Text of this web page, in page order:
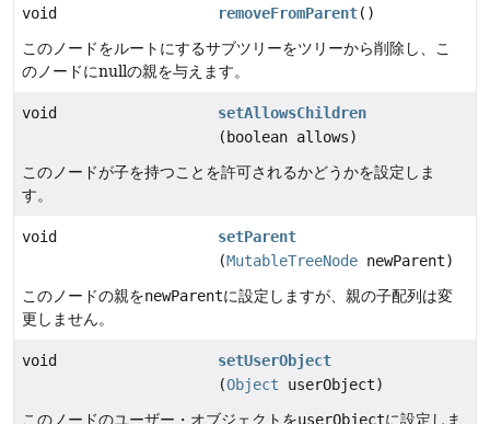
void removeFromParent()
このノードをルートにするサブツリーをツリーから削除し、こ
のノードにnullの親を与えます。
void
setAllowsChildren
(boolean allows)
このノードが子を持つことを許可されるかどうかを設定しま
す。
void
setParent
(MutableTreeNode newParent)
このノードの親をnewParentに設定しますが、親の子配列は変
更しません。
void
setUserObject
(Object userObject)
このノードのユーザー・オブジェクトをuserObjectに設定しま